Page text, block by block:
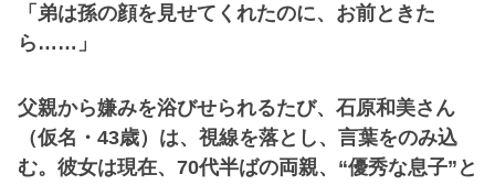
「弟は孫の顔を見せてくれたのに、お前ときた
ら……」
父親から嫌みを浴びせられるたび、石原和美さん
（仮名・43歳）は、視線を落とし、言葉をのみ込
む。彼女は現在、70代半ばの両親、“優秀な息子”と